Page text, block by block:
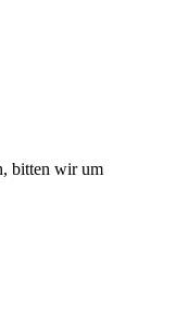
bitten wir um